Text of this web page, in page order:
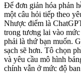
Để đơn giản hóa phản
một câu hỏi tiếp theo
Nhược điểm là
trong tương lai vào
phải là thứ bạn muốn.
sạch sẽ hơn. Tô chọn
và yêu cầu mô hình
chính vẫn ở mức độ